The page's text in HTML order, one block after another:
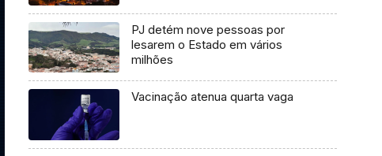
PJ detém nove pessoas por
lesarem o Estado em vários
milhões
Vacinação atenua quarta vaga